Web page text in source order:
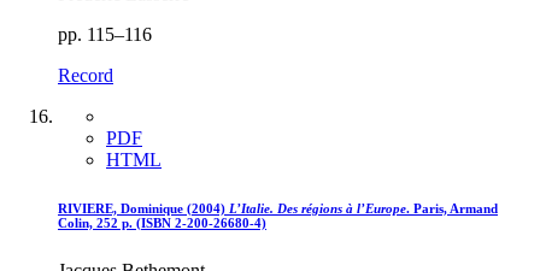
pp. 115–116
Record
PDF
HTML
RIVIERE, Dominique (2004) L’Italie. Des régions à l’Europe. Paris, Armand
Colin, 252 p. (ISBN 2-200-26680-4)